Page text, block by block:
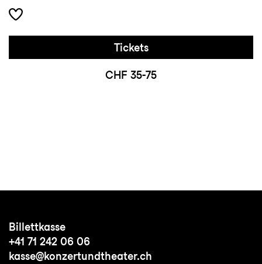
Tickets
CHF 35-75
Billettkasse
+41 71 242 06 06
kasse@konzertundtheater.ch